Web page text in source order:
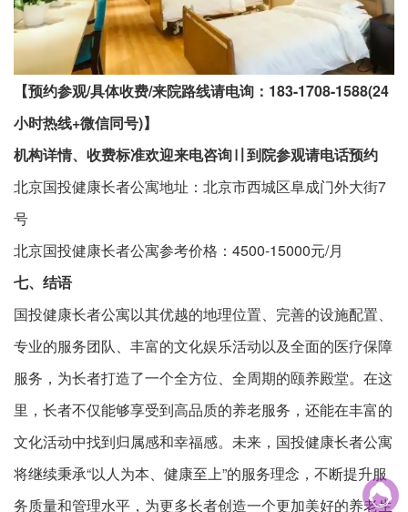
【预约参观/具体收费/来院路线请电询：183-1708-1588(24
小时热线+微信同号)】
机构详情、收费标准欢迎来电咨询〢到院参观请电话预约
北京国投健康长者公寓地址：北京市西城区阜成门外大街7
号
北京国投健康长者公寓参考价格：4500-15000元/月
七、结语
国投健康长者公寓以其优越的地理位置、完善的设施配置、
专业的服务团队、丰富的文化娱乐活动以及全面的医疗保障
服务，为长者打造了一个全方位、全周期的颐养殿堂。在这
里，长者不仅能够享受到高品质的养老服务，还能在丰富的
文化活动中找到归属感和幸福感。未来，国投健康长者公寓
将继续秉承“以人为本、健康至上”的服务理念，不断提升服
务质量和管理水平，为更多长者创造一个更加美好的养老生
